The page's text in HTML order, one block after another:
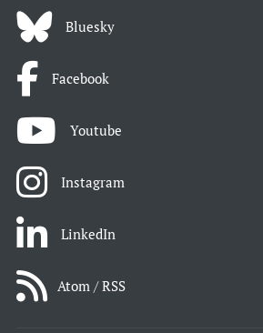
Bluesky
Facebook
Youtube
Instagram
LinkedIn
Atom / RSS